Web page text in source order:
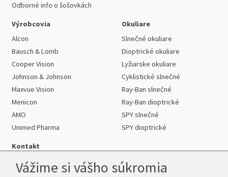
Odborné info o šošovkách
Výrobcovia
Alcon
Bausch & Lomb
Cooper Vision
Johnson & Johnson
Maxvue Vision
Menicon
AMO
Unimed Pharma
Okuliare
Slnečné okuliare
Dioptrické okuliare
Lyžiarske okuliare
Cyklistické slnečné
Ray-Ban slnečné
Ray-Ban dioptrické
SPY slnečné
SPY dioptrické
Kontakt
Vážime si vášho súkromia